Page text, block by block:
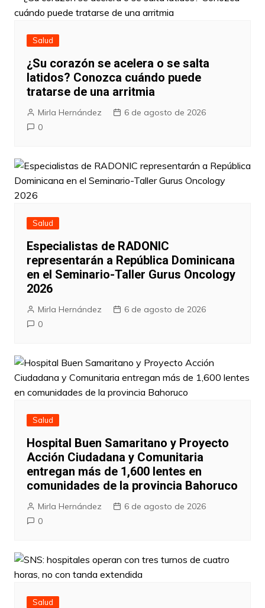
Salud
¿Su corazón se acelera o se salta
latidos? Conozca cuándo puede
tratarse de una arritmia
Mirla Hernández
6 de agosto de 2026
0
Salud
Especialistas de RADONIC
representarán a República Dominicana
en el Seminario-Taller Gurus Oncology
2026
Mirla Hernández
6 de agosto de 2026
0
Salud
Hospital Buen Samaritano y Proyecto
Acción Ciudadana y Comunitaria
entregan más de 1,600 lentes en
comunidades de la provincia Bahoruco
Mirla Hernández
6 de agosto de 2026
0
Salud